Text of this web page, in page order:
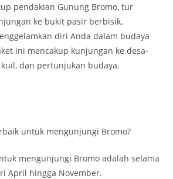
pendakian Gunung Bromo, tur
ke bukit pasir berbisik.
diri Anda dalam budaya
ini mencakup kunjungan ke desa-
dan pertunjukan budaya.
untuk mengunjungi Bromo?
mengunjungi Bromo adalah selama
April hingga November.